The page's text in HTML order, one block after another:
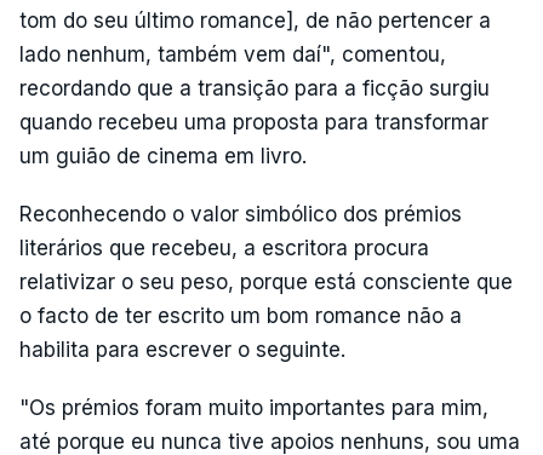
tom do seu último romance], de não pertencer a
lado nenhum, também vem daí", comentou,
recordando que a transição para a ficção surgiu
quando recebeu uma proposta para transformar
um guião de cinema em livro.
Reconhecendo o valor simbólico dos prémios
literários que recebeu, a escritora procura
relativizar o seu peso, porque está consciente que
o facto de ter escrito um bom romance não a
habilita para escrever o seguinte.
"Os prémios foram muito importantes para mim,
até porque eu nunca tive apoios nenhuns, sou uma